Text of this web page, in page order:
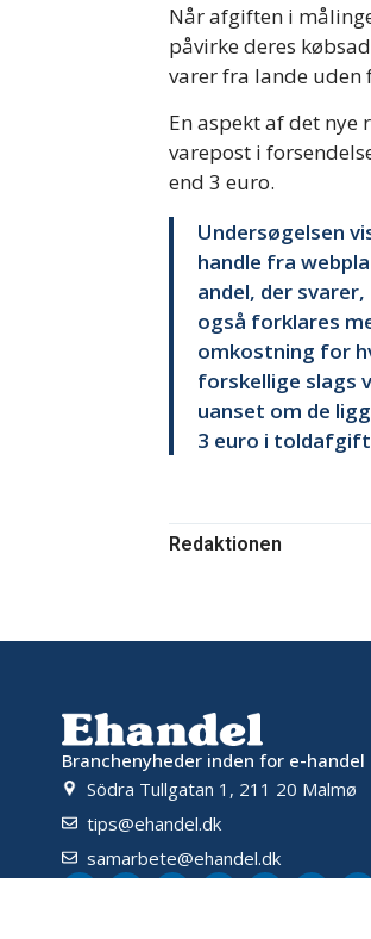
Når afgiften i
påvirke deres
varer fra lande uden
En aspekt af det
varepost i
end 3 euro.
Undersøgelsen
handle fra
andel, der
også forklares
omkostning for
forskellige slags
uanset om de
3 euro i
Redaktionen
Branchenyheder inden for e-handel
Södra Tullgatan 1, 211 20 Malmø
tips@ehandel.dk
samarbete@ehandel.dk